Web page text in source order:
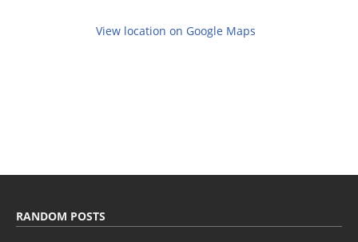
View location on Google Maps
RANDOM POSTS